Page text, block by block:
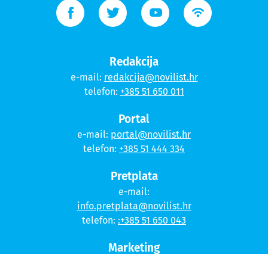
Redakcija
e-mail: redakcija@novilist.hr
telefon: +385 51 650 011
Portal
e-mail: portal@novilist.hr
telefon: +385 51 444 334
Pretplata
e-mail:
info.pretplata@novilist.hr
telefon: :+385 51 650 043
Marketing